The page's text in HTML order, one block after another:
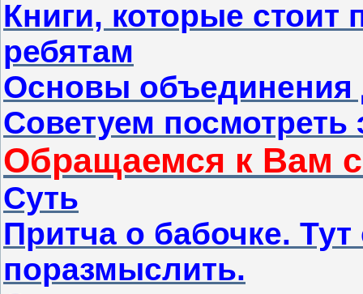
Книги, которые стоит
ребятам
Основы объединения
Советуем
Обращаемся к Вам
Суть
Притча о бабочке.
поразмыслить.